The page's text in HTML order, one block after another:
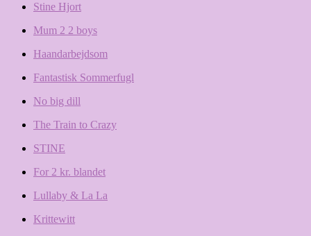
Stine Hjort
Mum 2 2 boys
Haandarbejdsom
Fantastisk Sommerfugl
No big dill
The Train to Crazy
STINE
For 2 kr. blandet
Lullaby & La La
Krittewitt